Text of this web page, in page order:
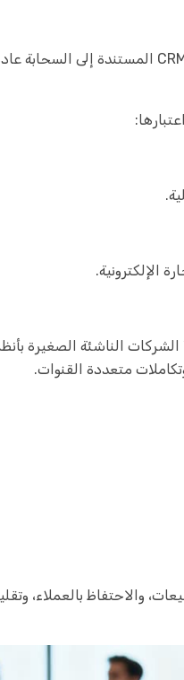
الإلكترونية.
متعددة القنوات.
والاحتفاظ بالعملاء،